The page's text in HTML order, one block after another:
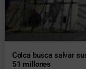
Colca busca salvar
51 millones